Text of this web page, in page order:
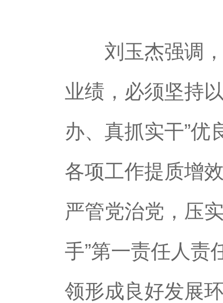
刘玉杰强调，
业绩，必须坚持
办、真抓实干”优
各项工作提质增
严管党治党，压
手”第一责任人责
领形成良好发展